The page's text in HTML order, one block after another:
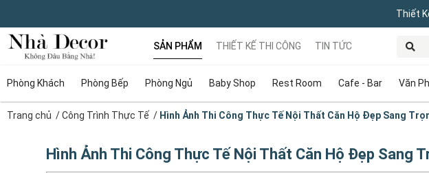
Thiết
SẢN PHẨM
Phòng Khách Phòng Bếp Phòng Ngủ Baby Shop Rest Room Cafe - Bar Văn
THIẾT KẾ THI CÔNG TIN TỨC
Trang chủ /Công Trình Thực Tế / Hình Ảnh Thi Công Thực Tế Nội Thất Căn Hộ Đẹp Sang
Hình Ảnh Thi Công Thực Tế Nội Thất Căn Hộ Đẹp Sang